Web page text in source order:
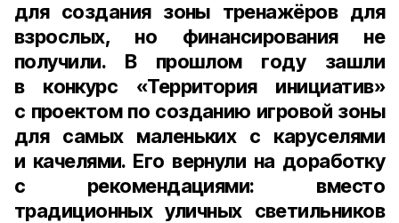
для создания зоны тренажёров для
взрослых, но финансирования не
получили. В прошлом году зашли
в конкурс «Территория инициатив»
с проектом по созданию игровой зоны
для самых маленьких с каруселями
и качелями. Его вернули на доработку
с рекомендациями: вместо
традиционных уличных светильников